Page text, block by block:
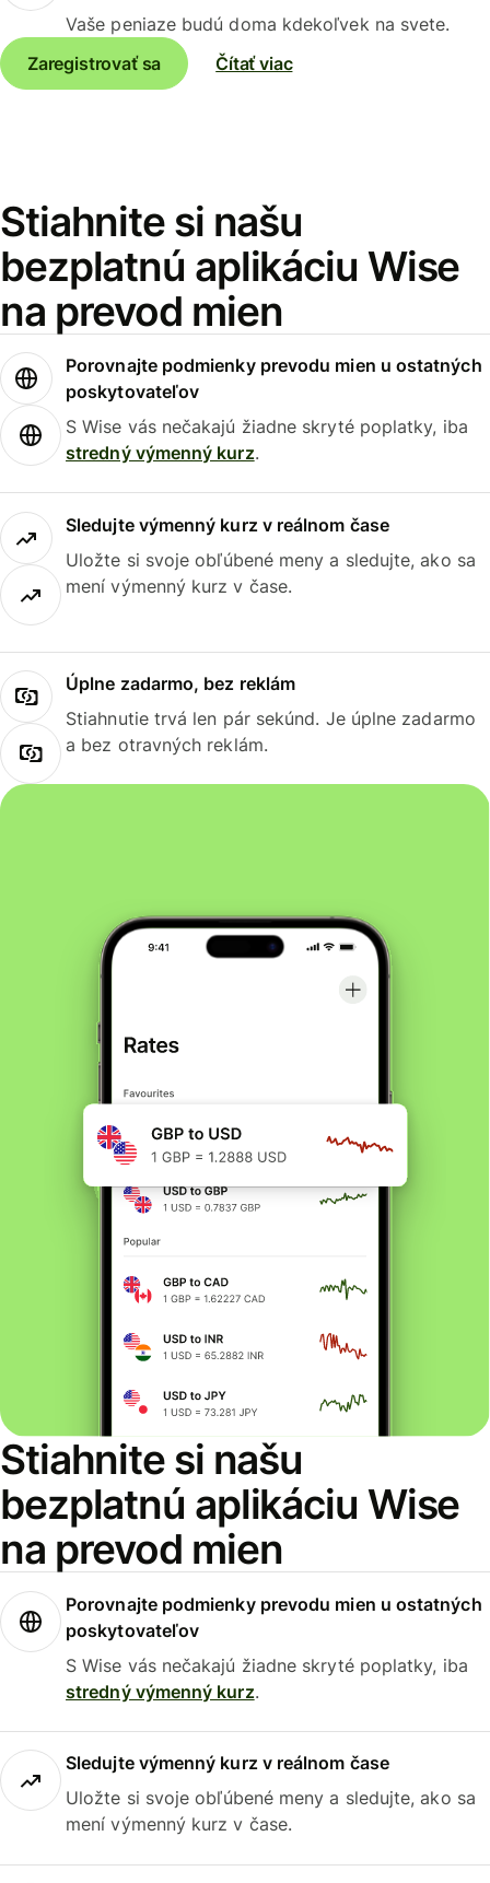
Vaše peniaze budú doma kdekoľvek na svete.
Zaregistrovať sa
Čítať viac
Stiahnite si našu
bezplatnú aplikáciu Wise
na prevod mien
Porovnajte podmienky prevodu mien u ostatných
poskytovateľov
S Wise vás nečakajú žiadne skryté poplatky, iba
stredný výmenný kurz.
Sledujte výmenný kurz v reálnom čase
Uložte si svoje obľúbené meny a sledujte, ako sa
mení výmenný kurz v čase.
Úplne zadarmo, bez reklám
Stiahnutie trvá len pár sekúnd. Je úplne zadarmo
a bez otravných reklám.
Stiahnite si našu
bezplatnú aplikáciu Wise
na prevod mien
Porovnajte podmienky prevodu mien u ostatných
poskytovateľov
S Wise vás nečakajú žiadne skryté poplatky, iba
stredný výmenný kurz.
Sledujte výmenný kurz v reálnom čase
Uložte si svoje obľúbené meny a sledujte, ako sa
mení výmenný kurz v čase.